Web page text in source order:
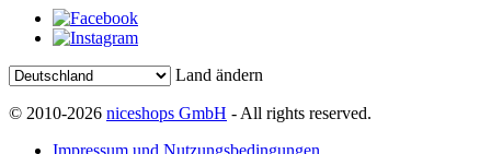
Land ändern
© 2010-2026 niceshops GmbH - All rights reserved.